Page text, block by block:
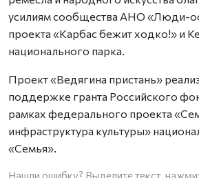
усилиям сообщества АНО «Люди-
проекта «Карбас бежит ходко!» и
национального парка.
Проект «Ведягина пристань»
поддержке гранта Российского
рамках федерального проекта
инфраструктура культуры»
«Семья».
Нашли ошибку? Выделите текст,